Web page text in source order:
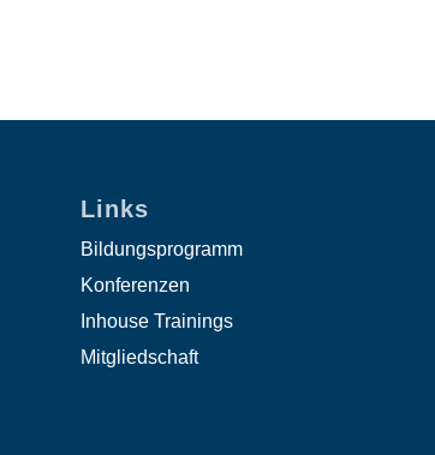
Links
Bildungsprogramm
Konferenzen
Inhouse Trainings
Mitgliedschaft